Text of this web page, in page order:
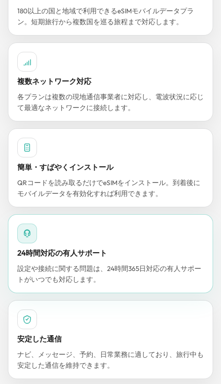
180以上の国と地域で利用できるeSIMモバイルデータプラ
ン。短期旅行から複数国を巡る旅程まで対応します。
複数ネットワーク対応
各プランは複数の現地通信事業者に対応し、電波状況に応じ
て最適なネットワークに接続します。
簡単・すばやくインストール
QRコードを読み取るだけでeSIMをインストール。到着後に
モバイルデータを有効化すれば利用できます。
24時間対応の有人サポート
設定や接続に関する問題は、24時間365日対応の有人サポー
トがいつでも対応します。
安定した通信
ナビ、メッセージ、予約、日常業務に適しており、旅行中も
安定した通信を維持できます。